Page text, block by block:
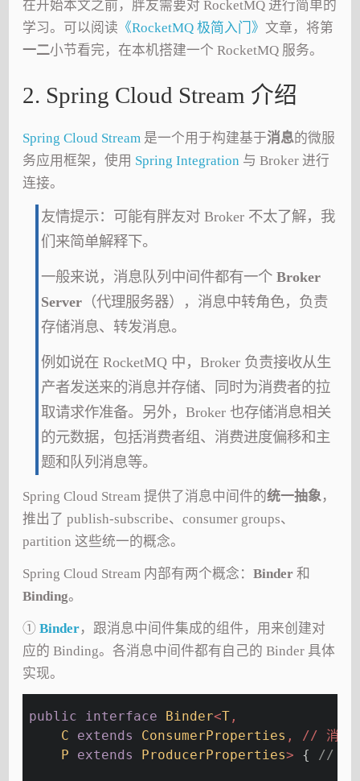
在开始本文之前，胖友需要对 RocketMQ 进行简单的
学习。可以阅读 《RocketMQ 极简入门》 文章，将第
一二小节看完，在本机搭建一个 RocketMQ 服务。
2. Spring Cloud Stream 介绍
Spring Cloud Stream 是一个用于构建基于消息的微服
务应用框架，使用 Spring Integration 与 Broker 进行
连接。
友情提示：可能有胖友对 Broker 不太了解，我
们来简单解释下。
一般来说，消息队列中间件都有一个Broker
Server （代理服务器），消息中转角色，负责
存储消息、转发消息。
例如说在 RocketMQ 中，Broker 负责接收从生
产者发送来的消息并存储、同时为消费者的拉
取请求作准备。另外，Broker 也存储消息相关
的元数据，包括消费者组、消费进度偏移和主
题和队列消息等。
Spring Cloud Stream 提供了消息中间件的统一抽象，
推出了 publish-subscribe、consumer groups、
partition 这些统一的概念。
Spring Cloud Stream 内部有两个概念：Binder 和
Binding。
①Binder，跟消息中间件集成的组件，用来创建对
应的 Binding。各消息中间件都有自己的 Binder 具体
实现。
public interface Binder<T ,
C
extends ConsumerProperties , // 消费
P
extends ProducerProperties> { // 生